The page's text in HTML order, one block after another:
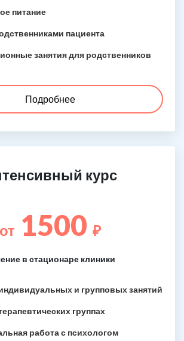
питание
пациента
занятия для родственников
Подробнее
курс
от 1500 ₽
в стационаре клиники
и групповых занятий
группах
работа с психологом